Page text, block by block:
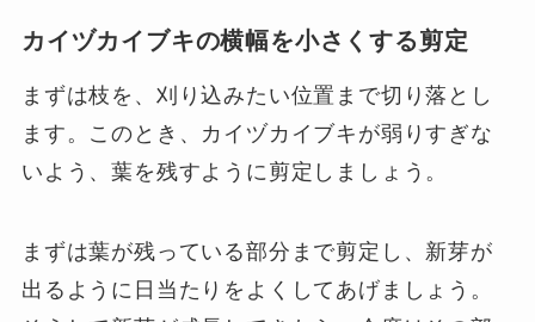
カイヅカイブキの横幅を小さくする剪定
まずは枝を、刈り込みたい位置まで切り落とし
ます。このとき、カイヅカイブキが弱りすぎな
いよう、葉を残すように剪定しましょう。
まずは葉が残っている部分まで剪定し、新芽が
出るように日当たりをよくしてあげましょう。